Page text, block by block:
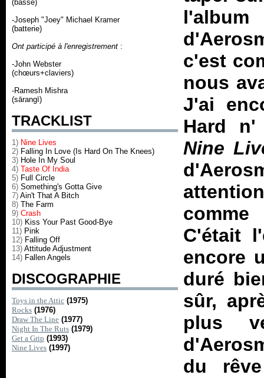
(basse)
-Joseph "Joey" Michael Kramer
(batterie)
Ont participé à l'enregistrement :
-John Webster
(chœurs+claviers)
-Ramesh Mishra
(sārangī)
TRACKLIST
1) Nine Lives
2) Falling In Love (Is Hard On The Knees)
3) Hole In My Soul
4) Taste Of India
5) Full Circle
6) Something's Gotta Give
7) Ain't That A Bitch
8) The Farm
9) Crash
10) Kiss Your Past Good-Bye
11) Pink
12) Falling Off
13) Attitude Adjustment
14) Fallen Angels
DISCOGRAPHIE
Toys in the Attic (1975)
Rocks (1976)
Draw The Line (1977)
Night In The Ruts (1979)
Get a Grip (1993)
Nine Lives (1997)
c'est
nous
J'ai
Hard n'
Nine
comme
C'était
encore
duré
sûr,
plus
du